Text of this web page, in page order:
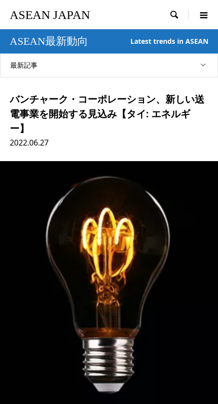
ASEAN JAPAN 
ASEAN最新動向 Latest trends in ASEAN
最新記事
バンチャーク・コーポレーション、新しい送
電事業を開始する見込み【タイ: エネルギ
ー】
2022.06.27